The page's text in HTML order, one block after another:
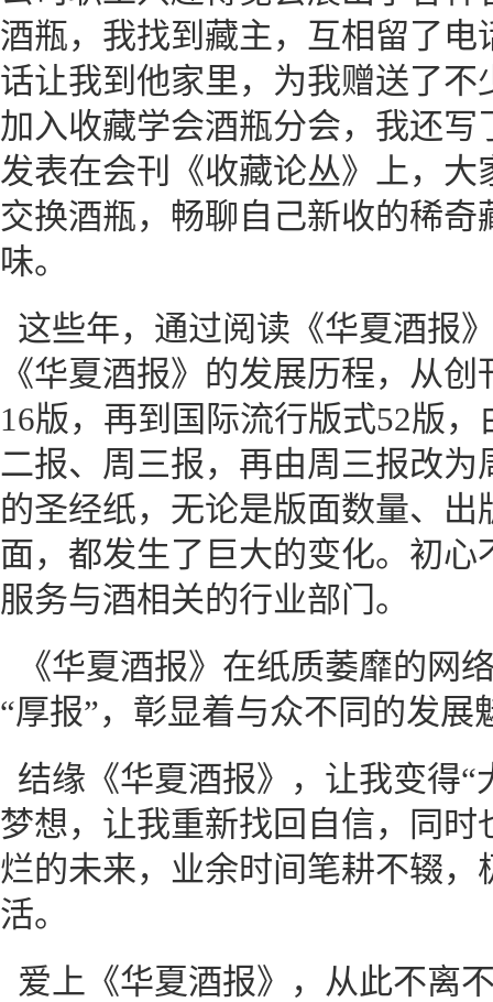
酒瓶，我找到藏主，互相留了
话让我到他家里，为我赠送了
加入收藏学会酒瓶分会，我还
发表在会刊《收藏论丛》上，
交换酒瓶，畅聊自己新收的稀
味。
这些年，通过阅读《华夏酒报
《华夏酒报》的发展历程，从
16版，再到国际流行版式52版
二报、周三报，再由周三报改
的圣经纸，无论是版面数量、
面，都发生了巨大的变化。初
服务与酒相关的行业部门。
《华夏酒报》在纸质萎靡的网
“厚报”，彰显着与众不同的发展
结缘《华夏酒报》，让我变得“
梦想，让我重新找回自信，同
烂的未来，业余时间笔耕不辍
活。
爱上《华夏酒报》，从此不离